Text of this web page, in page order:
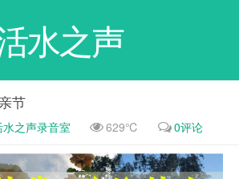
水之声
节
水之声录音室 629℃ 0评论